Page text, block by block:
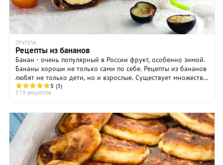
ГРУППА
Рецепты из бананов
Банан - очень популярный в России фрукт, особенно зимой.
Бананы хороши не только сами по себе. Рецепты из бананов
любят не только дети, но и взрослые. Существует множество
отличных блюд и десертов. ...
5 (3)
578 рецептов